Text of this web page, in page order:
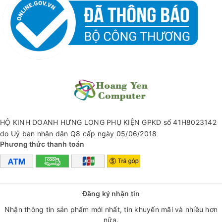
20V⎓1.5A 30W（Max）
✅ Tổng công suất ổ cắm 2500W
✅ Đầu ra USB-A1/USB-A2: 5V⎓2.4A
✅ Kích thước sản phẩm 184*114*30 mm
HỘ KINH DOANH HƯNG LONG PHỤ KIỆN GPKD số 41H8023142
do Uỷ ban nhân dân Q8 cấp ngày 05/06/2018
Phương thức thanh toán
Đăng ký nhận tin
Nhận thông tin sản phẩm mới nhất, tin khuyến mãi và nhiều hơn
nữa.